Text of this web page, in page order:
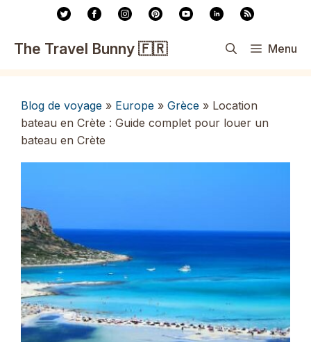
contenu
The Travel Bunny 🇫🇷 Menu
Blog de voyage » Europe » Grèce » Location
bateau en Crète : Guide complet pour louer un
bateau en Crète